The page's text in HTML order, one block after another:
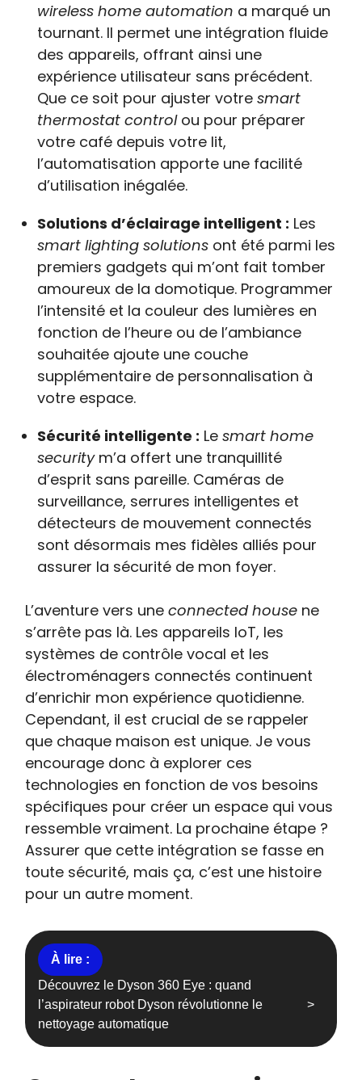
wireless home automation a marqué un
tournant. Il permet une intégration fluide
des appareils, offrant ainsi une
expérience utilisateur sans précédent.
Que ce soit pour ajuster votresmart
thermostat controlou pour préparer
votre café depuis votre lit,
l’automatisation apporte une facilité
d’utilisation inégalée.
Solutions d’éclairage intelligent : Les
smart lighting solutions ont été parmi les
premiers gadgets qui m’ont fait tomber
amoureux de la domotique. Programmer
l’intensité et la couleur des lumières en
fonction de l’heure ou de l’ambiance
souhaitée ajoute une couche
supplémentaire de personnalisation à
votre espace.
Sécurité intelligente : Lesmart home
securitym’a offert une tranquillité
d’esprit sans pareille. Caméras de
surveillance, serrures intelligentes et
détecteurs de mouvement connectés
sont désormais mes fidèles alliés pour
assurer la sécurité de mon foyer.
L’aventure vers uneconnected house ne
s’arrête pas là. Les appareils IoT, les
systèmes de contrôle vocal et les
électroménagers connectés continuent
d’enrichir mon expérience quotidienne.
Cependant, il est crucial de se rappeler
que chaque maison est unique. Je vous
encourage donc à explorer ces
technologies en fonction de vos besoins
spécifiques pour créer un espace qui vous
ressemble vraiment. La prochaine étape ?
Assurer que cette intégration se fasse en
toute sécurité, mais ça, c’est une histoire
pour un autre moment.
Découvrez le Dyson 360 Eye : quand
l’aspirateur robot Dyson révolutionne le
nettoyage automatique